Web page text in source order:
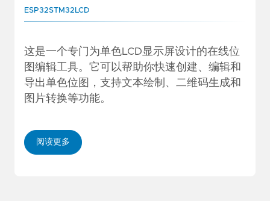
ESP32STM32 LCD
这是一个专门为单色LCD显示屏设计的在线位
图编辑工具。它可以帮助你快速创建、编辑和
导出单色位图，支持文本绘制、二维码生成和
图片转换等功能。
阅读更多